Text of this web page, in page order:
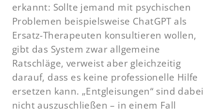
erkannt: Sollte jemand mit psychischen
Problemen beispielsweise ChatGPT als
Ersatz-Therapeuten konsultieren wollen,
gibt das System zwar allgemeine
Ratschläge, verweist aber gleichzeitig
darauf, dass es keine professionelle Hilfe
ersetzen kann. „Entgleisungen“ sind dabei
nicht auszuschließen – in einem Fall